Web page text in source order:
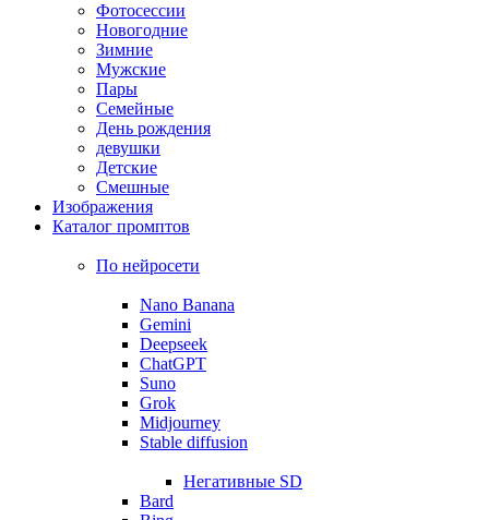
Фотосессии
Новогодние
Зимние
Мужские
Пары
Семейные
День рождения
девушки
Детские
Смешные
Изображения
Каталог промптов
По нейросети
Nano Banana
Gemini
Deepseek
ChatGPT
Suno
Grok
Midjourney
Stable diffusion
Негативные SD
Bard